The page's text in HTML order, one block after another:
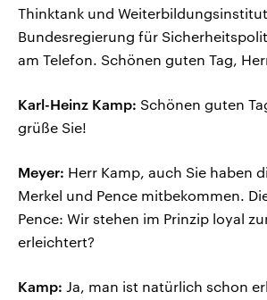
Thinktank und
Bundesregierung für
am Telefon. Schönen guten Tag,
Karl-Heinz Kamp: Schönen guten
grüße Sie!
Meyer: Herr Kamp, auch Sie haben
Merkel und Pence mitbekommen.
Pence: Wir stehen im Prinzip loyal
erleichtert?
Kamp: Ja, man ist natürlich schon